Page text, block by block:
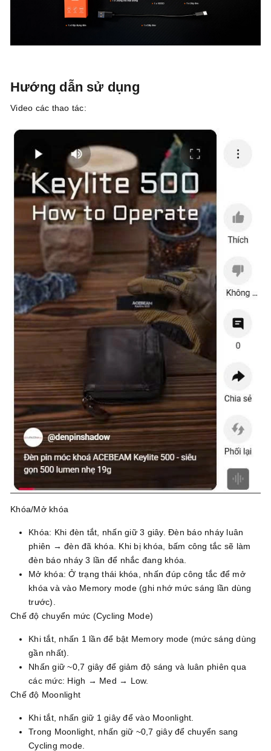
Hướng dẫn sử dụng
Video các thao tác:
Khóa/Mở khóa
Khóa: Khi đèn tắt, nhấn giữ 3 giây. Đèn báo nháy luân
phiên → đèn đã khóa. Khi bị khóa, bấm công tắc sẽ làm
đèn báo nháy 3 lần để nhắc đang khóa.
Mở khóa: Ở trạng thái khóa, nhấn đúp công tắc để mở
khóa và vào Memory mode (ghi nhớ mức sáng lần dùng
trước).
Chế độ chuyển mức (Cycling Mode)
Khi tắt, nhấn 1 lần để bật Memory mode (mức sáng dùng
gần nhất).
Nhấn giữ ~0,7 giây để giảm độ sáng và luân phiên qua
các mức: High → Med → Low.
Chế độ Moonlight
Khi tắt, nhấn giữ 1 giây để vào Moonlight.
Trong Moonlight, nhấn giữ ~0,7 giây để chuyển sang
Cycling mode.